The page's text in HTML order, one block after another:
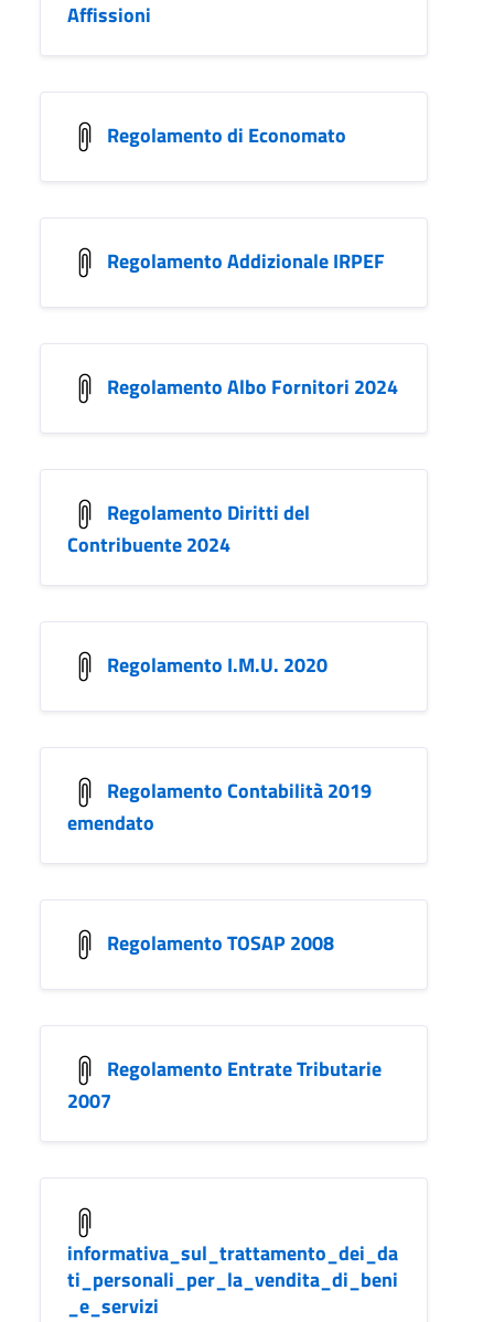
Affissioni
Regolamento di Economato
Regolamento Addizionale IRPEF
Regolamento Albo Fornitori 2024
Regolamento Diritti del
Contribuente 2024
Regolamento I.M.U. 2020
Regolamento Contabilità 2019
emendato
Regolamento TOSAP 2008
Regolamento Entrate Tributarie
2007
informativa_sul_trattamento_dei_da
ti_personali_per_la_vendita_di_beni
_e_servizi